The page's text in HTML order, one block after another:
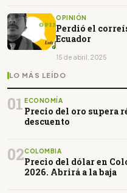
OPINIÓN
Perdió el
Ecuador
15 de abril, 2025
LO MÁS LEÍDO
01 ECONOMÍA
Precio del oro supera
descuento
02COLOMBIA
Precio del dólar en
2026. Abrirá a la baja